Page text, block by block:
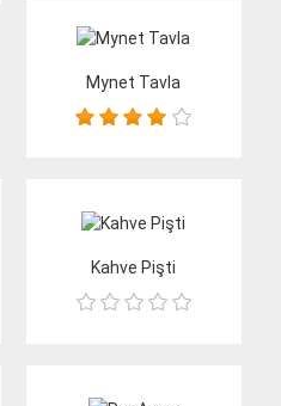
Mynet Tavla
Kahve Pişti